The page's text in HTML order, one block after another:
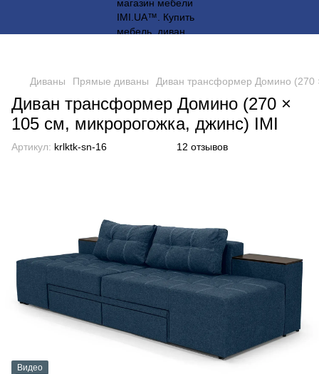
Диваны Прямые диваны Диван трансформер Домино (270
Диван трансформер Домино (270 ×
105 см, микророгожка, джинс) IMI
Артикул: krlktk-sn-16 12 отзывов
Видео